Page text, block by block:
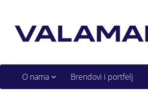
O nama Brendovi i portfelj